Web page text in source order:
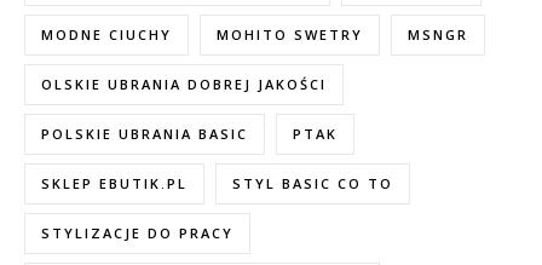
MODNE CIUCHY MOHITO SWETRY MSNGR
OLSKIE UBRANIA DOBREJ JAKOŚCI
POLSKIE UBRANIA BASIC PTAK
SKLEP EBUTIK.PL STYL BASIC CO TO
STYLIZACJE DO PRACY